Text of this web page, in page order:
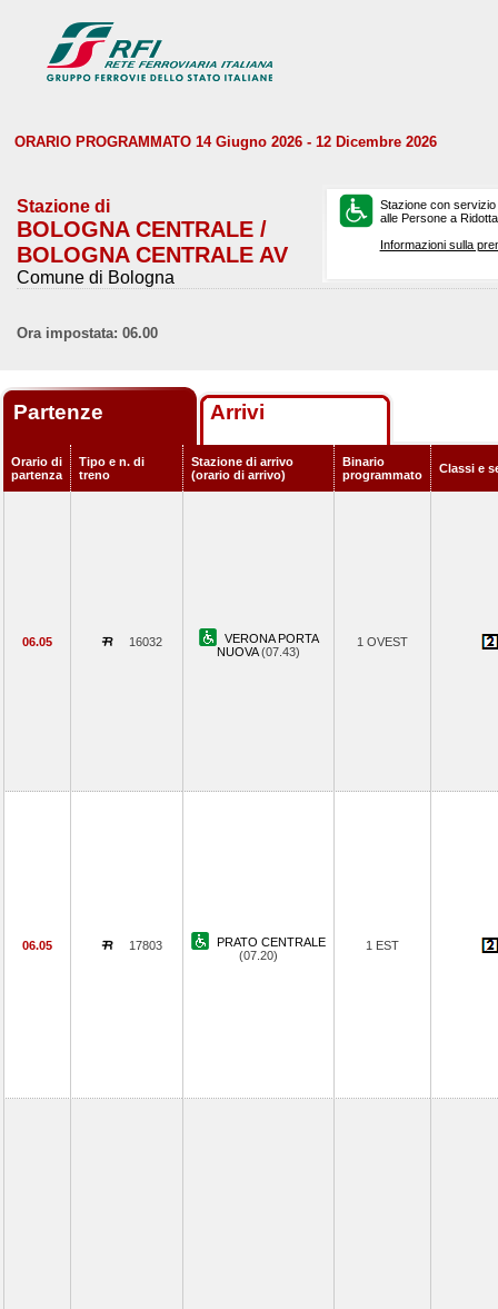
ORARIO PROGRAMMATO 14 Giugno 2026 - 12 Dicembre 2026
Stazione di
BOLOGNA CENTRALE /
BOLOGNA CENTRALE AV
Comune di Bologna
Stazione con
alle Persone a
Informazioni sulla
Ora impostata: 06.00
Partenze Arrivi
Orario di
partenza
Tipo e n. di
treno
Stazione di arrivo
(orario di arrivo)
Binario
programmato
Classi e
06.05 16032
VERONA PORTA
NUOVA(07.43)
1 OVEST
06.05 17803
PRATO CENTRALE
(07.20)
1 EST